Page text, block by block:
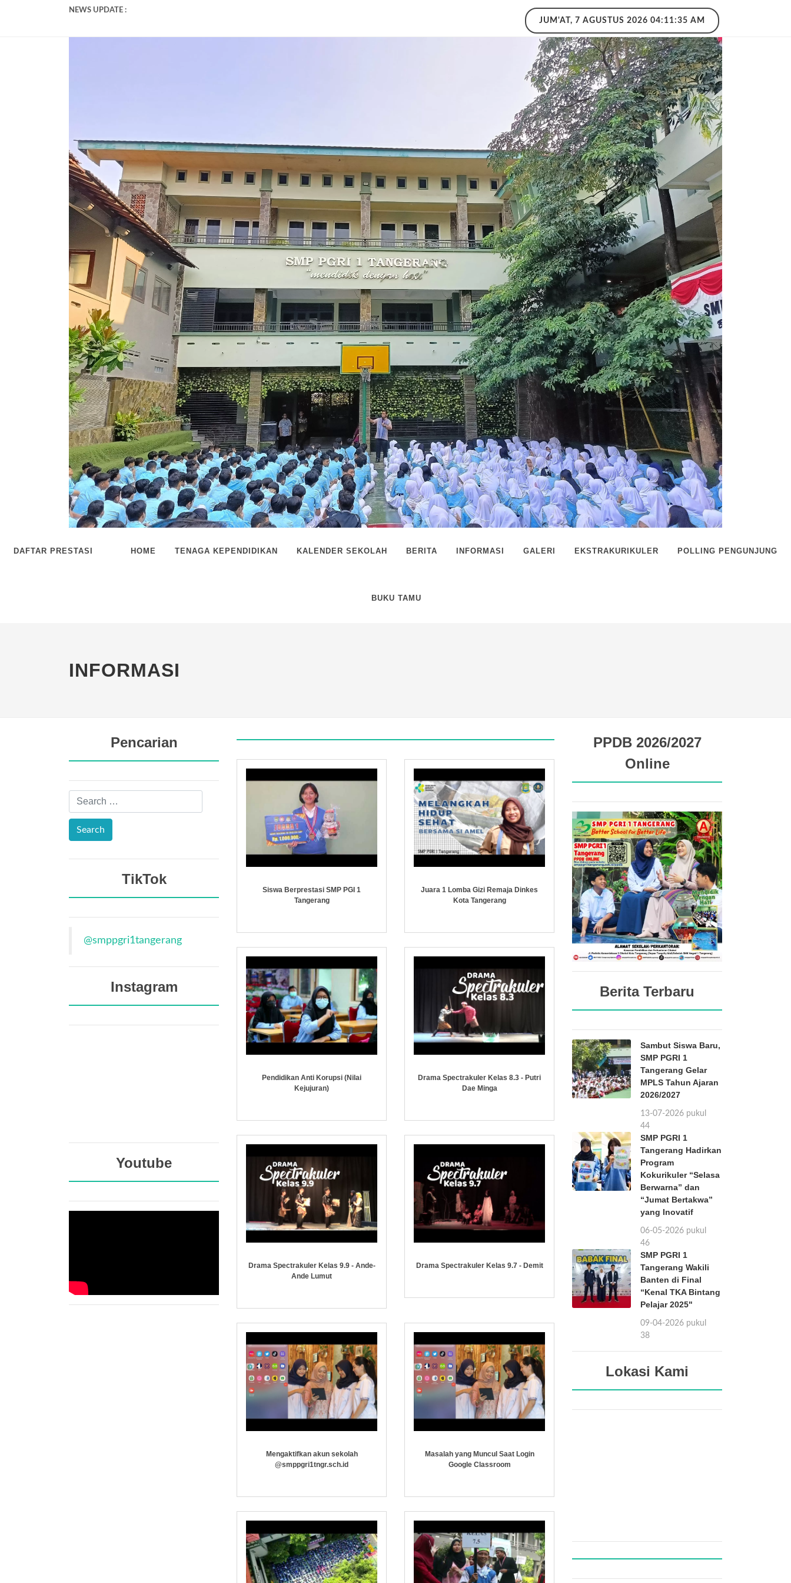
NEWS UPDATE :
Lagi! Peserta Didik SMP PGRI 1 Tangerang Raih Prestasi Akade...
Serah Terima Jabatan Kepala Sekolah Baru SMP PGRI 1 Tangeran...
Sambut Siswa Baru, SMP PGRI 1 Tangerang Gelar MPLS Tahun Aja...
SMP PGRI 1 Tangerang Hadirkan Program Kokurikuler “Selasa ...
JUM'AT, 7 AGUSTUS 2026 04:11:36 AM
DAFTAR PRESTASI HOME TENAGA KEPENDIDIKAN KALENDER SEKOLAH BERITA INFORMASI GALERI EKSTRAKURIKULER POLLING PENGUNJUNG
BUKU TAMU
INFORMASI
Pencarian
TikTok
@smppgri1tangerang
Instagram
Youtube
Siswa Berprestasi SMP PGI 1
Tangerang
Juara 1 Lomba Gizi Remaja Dinkes
Kota Tangerang
Pendidikan Anti Korupsi (Nilai
Kejujuran)
Drama Spectrakuler Kelas 8.3 - Putri
Dae Minga
Drama Spectrakuler Kelas 9.9 - Ande-
Ande Lumut
Drama Spectrakuler Kelas 9.7 - Demit
Mengaktifkan akun sekolah
@smppgri1tngr.sch.id
Masalah yang Muncul Saat Login
Google Classroom
PPDB 2026/2027
Online
Berita Terbaru
Sambut Siswa Baru,
SMP PGRI 1
Tangerang Gelar
MPLS Tahun Ajaran
2026/2027
13-07-2026 pukul
11:44
SMP PGRI 1
Tangerang Hadirkan
Program
Kokurikuler “Selasa
Berwarna” dan
“Jumat Bertakwa”
yang Inovatif
06-05-2026 pukul
11:46
SMP PGRI 1
Tangerang Wakili
Banten di Final
“Kenal TKA Bintang
Pelajar 2025"
09-04-2026 pukul
15:38
Lokasi Kami